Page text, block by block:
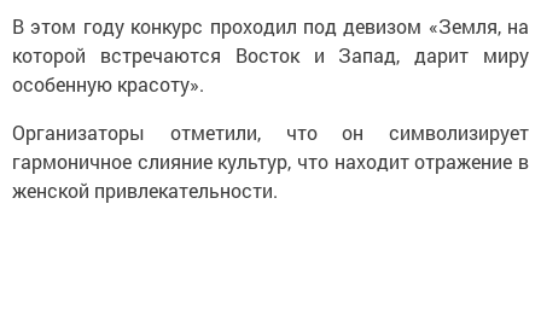
В этом году конкурс проходил под девизом «Земля, на
которой встречаются Восток и Запад, дарит миру
особенную красоту».
Организаторы отметили, что он символизирует
гармоничное слияние культур, что находит отражение в
женской привлекательности.